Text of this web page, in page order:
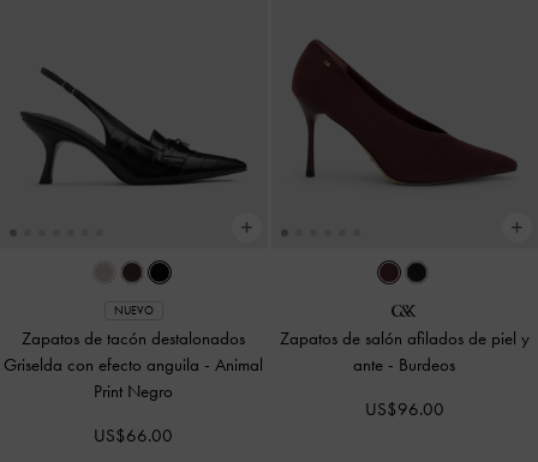
NUEVO
Zapatos de tacón destalonados
Griselda con efecto anguila -Animal
Print Negro
US$66.00
Zapatos de salón afilados de piel y
ante - Burdeos
US$96.00